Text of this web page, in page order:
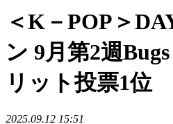
＜K－POP＞
ン 9月第2週
リット投票1位
2025.09.12 15:51